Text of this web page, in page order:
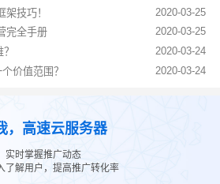
技巧！
2020-03-25
完全手册
2020-03-25
2020-03-24
价值范围？
2020-03-24
，高速云服务器
实时掌握推广动态
了解用户，提高推广转化率